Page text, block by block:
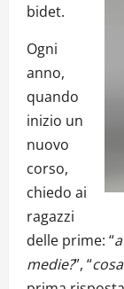
bidet.
Ogni
anno,
quando
inizio un
nuovo
corso,
chiedo ai
ragazzi
delle prime: “
medie?”, “